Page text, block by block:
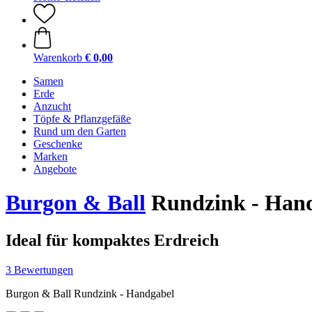
Warenkorb € 0,00
Samen
Erde
Anzucht
Töpfe & Pflanzgefäße
Rund um den Garten
Geschenke
Marken
Angebote
Burgon & Ball Rundzink -
Ideal für kompaktes Erdreich
3 Bewertungen
Burgon & Ball Rundzink - Handgabel